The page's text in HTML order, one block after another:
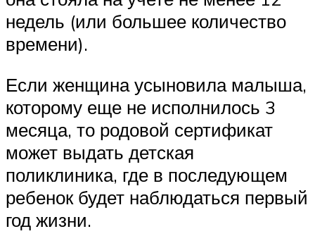
недель (или большее количество
времени).
Если женщина усыновила малыша,
которому еще не исполнилось 3
месяца, то родовой сертификат
может выдать детская
поликлиника, где в последующем
ребенок будет наблюдаться первый
год жизни.